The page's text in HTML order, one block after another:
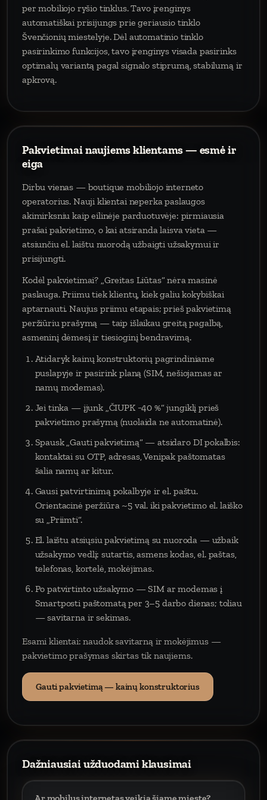
per mobiliojo ryšio tinklus. Tavo įrenginys
automatiškai prisijungs prie geriausio tinklo
Švenčionių miestelyje. Dėl automatinio tinklo
pasirinkimo funkcijos, tavo įrenginys visada pasirinks
optimalų variantą pagal signalo stiprumą, stabilumą ir
apkrovą.
Pakvietimai naujiems klientams — esmė ir
eiga
Dirbu vienas — boutique mobiliojo interneto
operatorius. Nauji klientai neperka paslaugos
akimirksniu kaip eilinėje parduotuvėje: pirmiausia
prašai pakvietimo, o kai atsiranda laisva vieta —
atsiunčiu el. laištu nuorodą užbaigti užsakymui ir
prisijungti.
Kodėl pakvietimai? „Greitas Liūtas“ nėra masinė
paslauga. Priimu tiek klientų, kiek galiu kokybiškai
aptarnauti. Naujus priimu etapais; prieš pakvietimą
peržiūriu prašymą — taip išlaikau greitą pagalbą,
asmeninį dėmesį ir tiesioginį bendravimą.
Atidaryk kainų konstruktorių pagrindiniame
puslapyje ir pasirink planą (SIM, nešiojamas ar
namų modemas).
Jei tinka — įjunk „ČIUPK −40 %“ jungiklį prieš
pakvietimo prašymą (nuolaida ne automatinė).
Spausk „Gauti pakvietimą“ — atsidaro DI pokalbis:
kontaktai su OTP, adresas, Venipak paštomatas
šalia namų ar kitur.
Gausi patvirtinimą pokalbyje ir el. paštu.
Orientacinė peržiūra ~5 val. iki pakvietimo el. laiško
su „Priimti“.
El. laištu atsiųsiu pakvietimą su nuoroda — užbaik
užsakymo vedlį: sutartis, asmens kodas, el. paštas,
telefonas, kortelė, mokėjimas.
Po patvirtinto užsakymo — SIM ar modemas į
Smartposti paštomatą per 3–5 darbo dienas; toliau
— savitarna ir sekimas.
Esami klientai: naudok savitarną ir mokėjimus —
pakvietimo prašymas skirtas tik naujiems.
Gauti pakvietimą — kainų konstruktorius
Dažniausiai užduodami klausimai